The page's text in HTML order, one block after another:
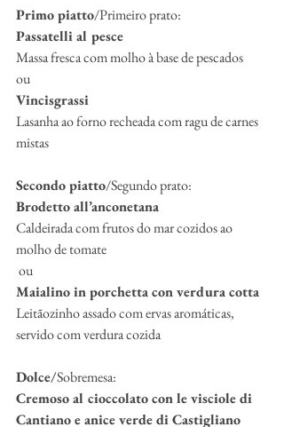
Primo piatto/Primeiro prato:
Passatelli al pesce
Massa fresca com molho à base de pescados
ou
Vincisgrassi
Lasanha ao forno recheada com ragu de carnes
mistas
Secondo piatto/Segundo prato:
Brodetto all’anconetana
Caldeirada com frutos do mar cozidos ao
molho de tomate
ou
Maialino in porchetta con verdura cotta
Leitãozinho assado com ervas aromáticas,
servido com verdura cozida
Dolce/Sobremesa:
Cremoso al cioccolato con le visciole di
Cantiano e anice verde di Castigliano